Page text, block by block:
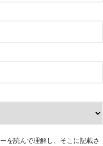
ーを読んで理解し、そこに記載さ